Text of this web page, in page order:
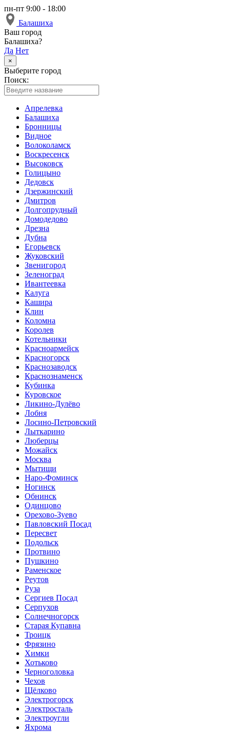
пн-пт 9:00 - 18:00
Балашиха
Ваш город
Балашиха?
Да Нет
×
Выберите город
Поиск:
Апрелевка
Балашиха
Бронницы
Видное
Волоколамск
Воскресенск
Высоковск
Голицыно
Дедовск
Дзержинский
Дмитров
Долгопрудный
Домодедово
Дрезна
Дубна
Егорьевск
Жуковский
Звенигород
Зеленоград
Ивантеевка
Калуга
Кашира
Клин
Коломна
Королев
Котельники
Красноармейск
Красногорск
Краснозаводск
Краснознаменск
Кубинка
Куровское
Ликино-Дулёво
Лобня
Лосино-Петровский
Лыткарино
Люберцы
Можайск
Москва
Мытищи
Наро-Фоминск
Ногинск
Обнинск
Одинцово
Орехово-Зуево
Павловский Посад
Пересвет
Подольск
Протвино
Пушкино
Раменское
Реутов
Руза
Сергиев Посад
Серпухов
Солнечногорск
Старая Купавна
Троицк
Фрязино
Химки
Хотьково
Черноголовка
Чехов
Щёлково
Электрогорск
Электросталь
Электроугли
Яхрома